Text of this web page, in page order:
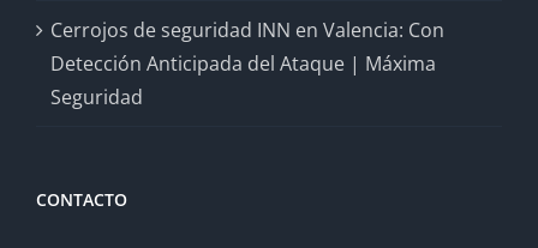
Cerrojos de seguridad INN en Valencia: Con
Detección Anticipada del Ataque | Máxima
Seguridad
CONTACTO